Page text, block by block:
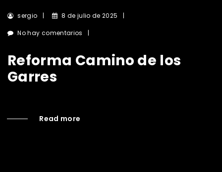
sergio 8 de julio de 2025
No hay comentarios
Reforma Camino de los
Garres
Read more